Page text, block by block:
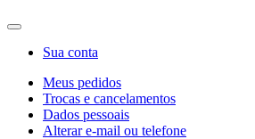
Sua conta
Meus pedidos
Trocas e cancelamentos
Dados pessoais
Alterar e-mail ou telefone